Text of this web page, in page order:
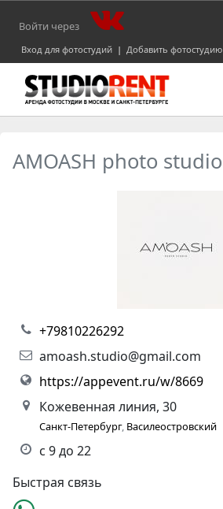
Войти через
Вход для фотостудий | Добавить фотостудию
AMOASH photo studio
+79810226292
amoash.studio@gmail.com
https://appevent.ru/w/8669
Кожевенная линия, 30
Санкт-Петербург, Василеостровский
с 9 до 22
Быстрая связь